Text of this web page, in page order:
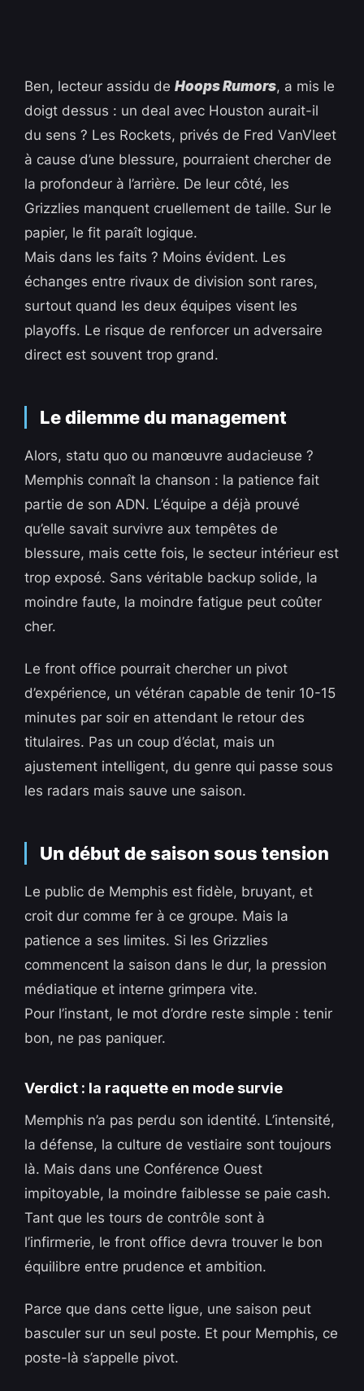
Ben, lecteur assidu deHoops Rumors, a mis le
doigt dessus : un deal avec Houston aurait-il
du sens ? Les Rockets, privés de Fred VanVleet
à cause d’une blessure, pourraient chercher de
la profondeur à l’arrière. De leur côté, les
Grizzlies manquent cruellement de taille. Sur le
papier, le fit paraît logique.
Mais dans les faits ? Moins évident. Les
échanges entre rivaux de division sont rares,
surtout quand les deux équipes visent les
playoffs. Le risque de renforcer un adversaire
direct est souvent trop grand.
Le dilemme du management
Alors, statu quo ou manœuvre audacieuse ?
Memphis connaît la chanson : la patience fait
partie de son ADN. L’équipe a déjà prouvé
qu’elle savait survivre aux tempêtes de
blessure, mais cette fois, le secteur intérieur est
trop exposé. Sans véritable backup solide, la
moindre faute, la moindre fatigue peut coûter
cher.
Le front office pourrait chercher un pivot
d’expérience, un vétéran capable de tenir 10-15
minutes par soir en attendant le retour des
titulaires. Pas un coup d’éclat, mais un
ajustement intelligent, du genre qui passe sous
les radars mais sauve une saison.
Un début de saison sous tension
Le public de Memphis est fidèle, bruyant, et
croit dur comme fer à ce groupe. Mais la
patience a ses limites. Si les Grizzlies
commencent la saison dans le dur, la pression
médiatique et interne grimpera vite.
Pour l’instant, le mot d’ordre reste simple : tenir
bon, ne pas paniquer.
Verdict : la raquette en mode survie
Memphis n’a pas perdu son identité. L’intensité,
la défense, la culture de vestiaire sont toujours
là. Mais dans une Conférence Ouest
impitoyable, la moindre faiblesse se paie cash.
Tant que les tours de contrôle sont à
l’infirmerie, le front office devra trouver le bon
équilibre entre prudence et ambition.
Parce que dans cette ligue, une saison peut
basculer sur un seul poste. Et pour Memphis, ce
poste-là s’appelle pivot.